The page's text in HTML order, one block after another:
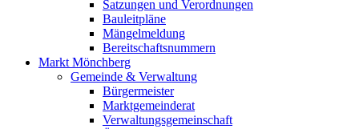
Satzungen und Verordnungen
Bauleitpläne
Mängelmeldung
Bereitschaftsnummern
Markt Mönchberg
Gemeinde & Verwaltung
Bürgermeister
Marktgemeinderat
Verwaltungsgemeinschaft